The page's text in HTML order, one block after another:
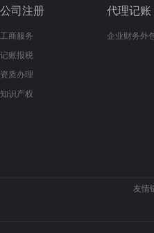
公司注册
工商服务
记账报税
资质办理
知识产权
代理记账
企业财务外
友情